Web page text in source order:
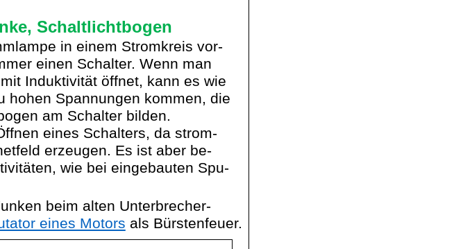
Schaltlichtbogen
in einem Stromkreis vor-
einen Schalter. Wenn man
Induktivität öffnet, kann es wie
hohen Spannungen kommen, die
am Schalter bilden.
eines Schalters, da strom-
erzeugen. Es ist aber be-
wie bei eingebauten Spu-
beim alten Unterbrecher-
eines Motors als Bürstenfeuer.